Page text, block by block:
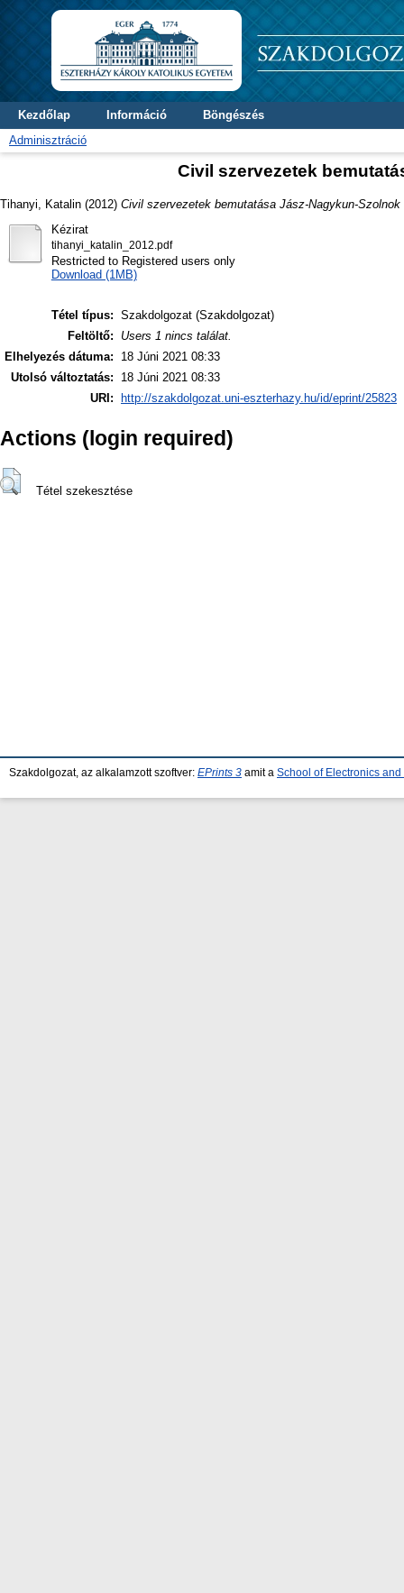
Kezdőlap Információ
Böngészés
Adminisztráció
Civil szervezetek
Tihanyi, Katalin (2012) Civil szervezetek bemutatása Jász-Nagykun-Szolnok
Kézirat
tihanyi_katalin_2012.pdf
Restricted to Registered users only
Download (1MB)
Tétel típus: Szakdolgozat (Szakdolgozat)
Feltöltő:
Users 1 nincs találat.
Elhelyezés dátuma:
18 Júni 2021 08:33
Utolsó változtatás:
18 Júni 2021 08:33
URI:
http://szakdolgozat.uni-eszterhazy.hu/id/eprint/25823
Actions (login required)
Tétel szekesztése
Szakdolgozat, az alkalamzott szoftver: EPrints 3 amit a School of Electronics